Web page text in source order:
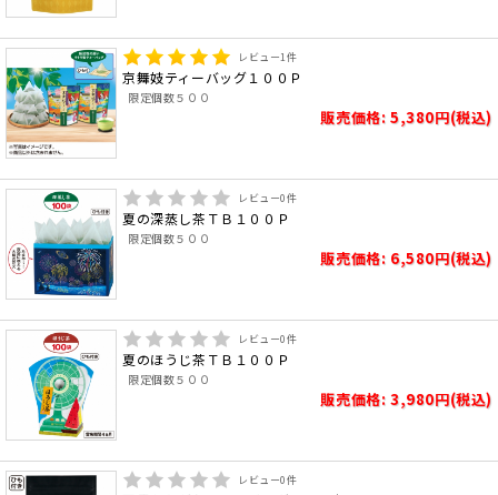
レビュー1件
京舞妓ティーバッグ１００Ｐ
限定個数５００
販売価格: 5,380円(税込)
レビュー0件
夏の深蒸し茶ＴＢ１００Ｐ
限定個数５００
販売価格: 6,580円(税込)
レビュー0件
夏のほうじ茶ＴＢ１００Ｐ
限定個数５００
販売価格: 3,980円(税込)
レビュー0件